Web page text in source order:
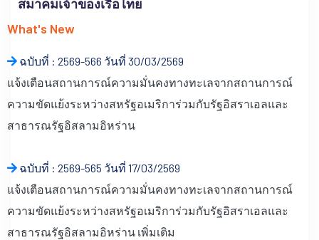
สมาคมเจ้าของเรือไทย
What's New
ฉบับที่ : 2569-566 วันที่ 30/03/2569
แจ้งเตือนสถานการณ์ความมั่นคงทางทะเลจากสถานการณ์
ความขัดแย้งระหว่างสหรัฐอเมริการ่วมกับรัฐอิสราเอลและ
สาธารณรัฐอิสลามอิหร่าน
ฉบับที่ : 2569-565 วันที่ 17/03/2569
แจ้งเตือนสถานการณ์ความมั่นคงทางทะเลจากสถานการณ์
ความขัดแย้งระหว่างสหรัฐอเมริการ่วมกับรัฐอิสราเอลและ
สาธารณรัฐอิสลามอิหร่าน เพิ่มเติม